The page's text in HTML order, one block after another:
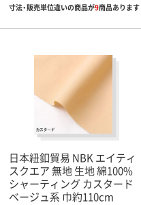
寸法・販売単位違いの商品が9商品あります
日本紐釦貿易 NBK エイティ
スクエア 無地 生地 綿100%
シャーティング カスタード
ベージュ系 巾約110cm